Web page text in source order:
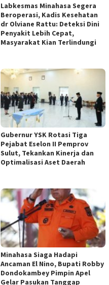
Labkesmas Minahasa Segera
Beroperasi, Kadis Kesehatan
dr Olviane Rattu: Deteksi Dini
Penyakit Lebih Cepat,
Masyarakat Kian Terlindungi
Gubernur YSK Rotasi Tiga
Pejabat Eselon II Pemprov
Sulut, Tekankan Kinerja dan
Optimalisasi Aset Daerah
Minahasa Siaga Hadapi
Ancaman El Nino, Bupati Robby
Dondokambey Pimpin Apel
Gelar Pasukan Tanggap